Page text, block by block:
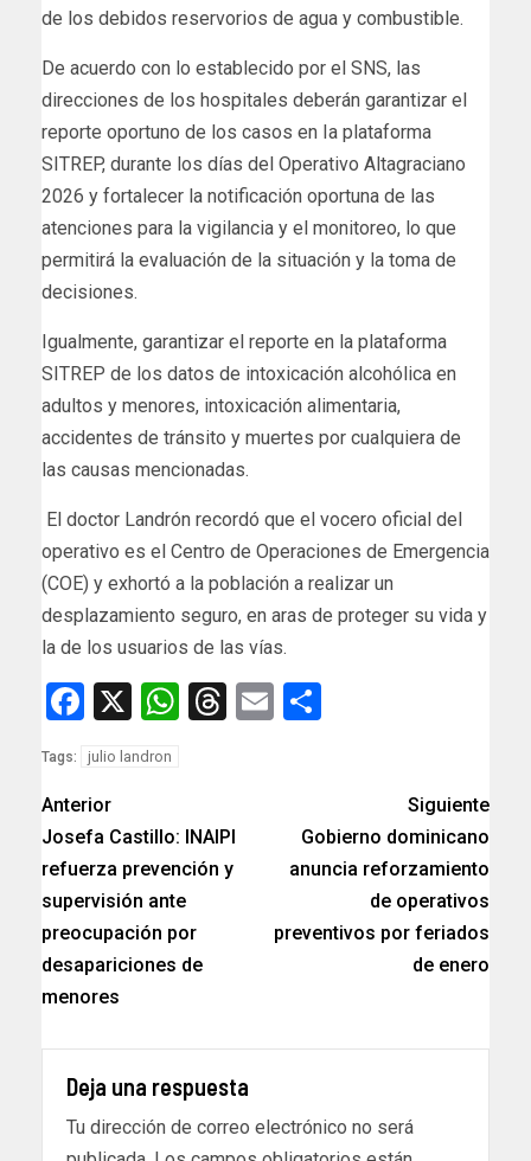
de los debidos reservorios de agua y combustible.
De acuerdo con lo establecido por el SNS, las
direcciones de los hospitales deberán garantizar el
reporte oportuno de los casos en Ia plataforma
SITREP, durante los días del Operativo Altagraciano
2026 y fortalecer la notificación oportuna de las
atenciones para la vigilancia y el monitoreo, lo que
permitirá la evaluación de la situación y la toma de
decisiones.
Igualmente, garantizar el reporte en la plataforma
SITREP de los datos de intoxicación alcohólica en
adultos y menores, intoxicación alimentaria,
accidentes de tránsito y muertes por cualquiera de
las causas mencionadas.
El doctor Landrón recordó que el vocero oficial del
operativo es el Centro de Operaciones de Emergencia
(COE) y exhortó a la población a realizar un
desplazamiento seguro, en aras de proteger su vida y
la de los usuarios de las vías.
Facebook
X WhatsApp
Threads
Email
Tags: julio landron
Anterior
Josefa Castillo: INAIPI
refuerza prevención y
supervisión ante
preocupación por
desapariciones de
menores
Siguiente
Gobierno dominicano
anuncia reforzamiento
de operativos
preventivos por feriados
de enero
Deja una respuesta
Tu dirección de correo electrónico no será